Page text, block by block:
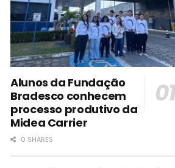
Alunos da Fundação
Bradesco conhecem
processo produtivo da
Midea Carrier
0 SHARES